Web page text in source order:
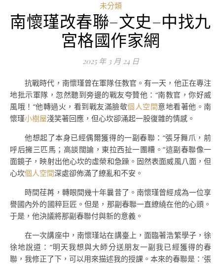
未分類
南懷瑾改春聯–文史–中找九
宮格國作家網
2025 年 3 月 24 日
抗戰時代，南懷瑾曾在軍隊任教官。有一天，他正在專注
地批示軍隊，忽然聽到旁邊的戰友夸贊他：“南教官，你好威
風哦！”他轉過火，看到戰友滿臉敬個人空間意地看著他。南
懷瑾小樹屋淺笑著回應，但心坎卻涌起一股復雜的情感。
他想起了本身已經偶爾獲得的一副春聯：“張牙舞爪，前
呼后擁三匹馬；高談闊論，東拉西扯一團糟。”這副春聯像一
面鏡子，映射出他心坎的虛榮和急躁。固然表面威風八面，但
心坎個人空間深處卻佈滿了繚亂和不安。
時間荏苒，轉眼間幾十年曩昔了。南懷瑾曾經成為一位享
譽國內外的國粹巨匠。但是，那副春聯一直繚繞在他的心頭。
于是，他決議將那副春聯付與新的意義。
在一次講座中，南懷瑾站在講臺上，面臨著浩繁學子，徐
徐地說道：“明天我想與大師分送朋友一副我已經獲得的春
聯，我修正了下，可以用來描述我的授課。本來的春聯是：‘張